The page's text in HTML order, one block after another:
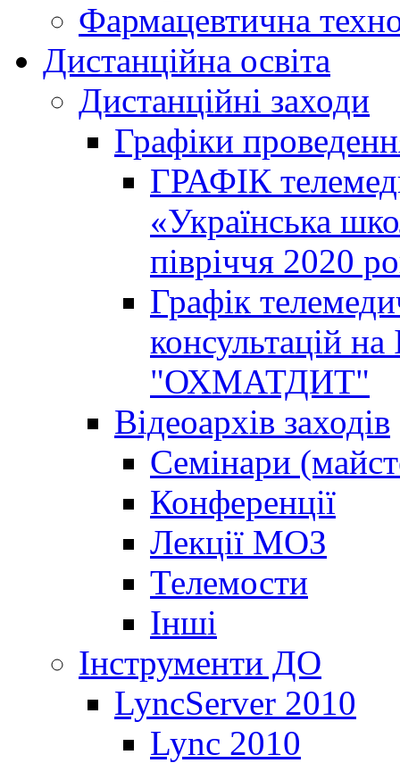
Фармацевтична
Дистанційна освіта
Дистанційні заходи
Графіки
ГРАФІК
«Українська
півріччя 2020
Графік
консультацій
"ОХМАТДИТ"
Відеоархів заходів
Семінари
Конференції
Лекції МОЗ
Телемости
Інші
Інструменти ДО
LyncServer 2010
Lync 2010